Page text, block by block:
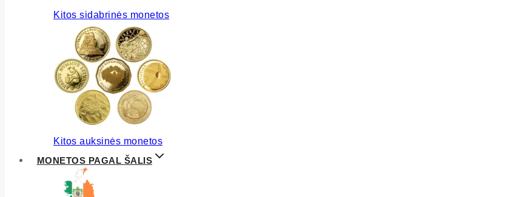
Kitos sidabrinės monetos
Kitos auksinės monetos
MONETOS PAGAL ŠALIS